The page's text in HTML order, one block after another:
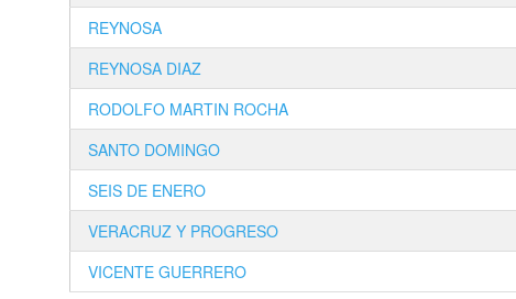
REYNOSA
REYNOSA DIAZ
RODOLFO MARTIN ROCHA
SANTO DOMINGO
SEIS DE ENERO
VERACRUZ Y PROGRESO
VICENTE GUERRERO